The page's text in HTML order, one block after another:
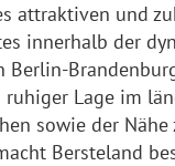
attraktiven und
innerhalb der
Berlin-
Lage im
sowie der
Bersteland